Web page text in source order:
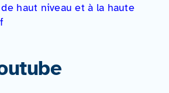
de haut niveau et à la haute